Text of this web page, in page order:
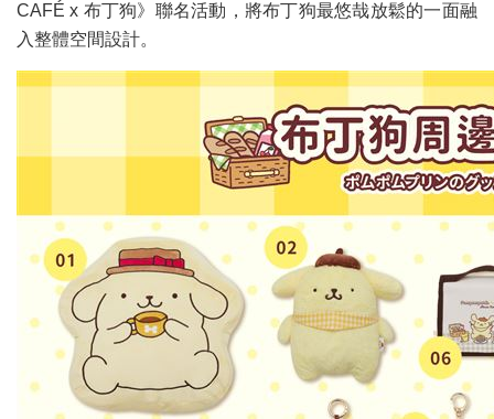
CAFÉ x 布丁狗》聯名活動，將布丁狗最悠哉放鬆的一面融
入整體空間設計。